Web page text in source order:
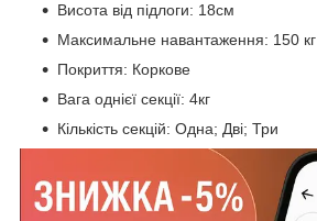
Висота від підлоги: 18см
Максимальне навантаження: 150 кг
Покриття: Коркове
Вага однієї секції: 4кг
Кількість секцій: Одна; Дві; Три